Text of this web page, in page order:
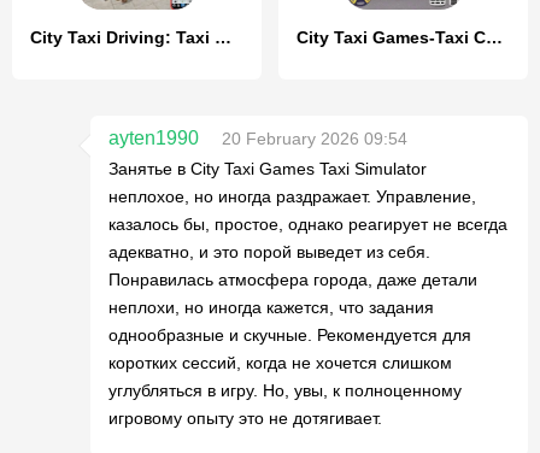
City Taxi Driving: Taxi Games City Taxi Games-Taxi Car Games
ayten1990
20 February 2026 09:54
Занятье в City Taxi Games Taxi Simulator
неплохое, но иногда раздражает. Управление,
казалось бы, простое, однако реагирует не всегда
адекватно, и это порой выведет из себя.
Понравилась атмосфера города, даже детали
неплохи, но иногда кажется, что задания
однообразные и скучные. Рекомендуется для
коротких сессий, когда не хочется слишком
углубляться в игру. Но, увы, к полноценному
игровому опыту это не дотягивает.